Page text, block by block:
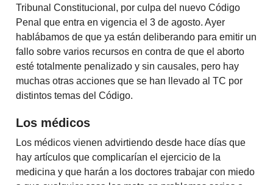
Tribunal Constitucional, por culpa del nuevo Código
Penal que entra en vigencia el 3 de agosto. Ayer
hablábamos de que ya están deliberando para emitir un
fallo sobre varios recursos en contra de que el aborto
esté totalmente penalizado y sin causales, pero hay
muchas otras acciones que se han llevado al TC por
distintos temas del Código.
Los médicos
Los médicos vienen advirtiendo desde hace días que
hay artículos que complicarían el ejercicio de la
medicina y que harán a los doctores trabajar con miedo